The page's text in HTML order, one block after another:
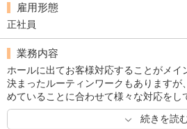
雇用形態
正社員
業務内容
ホールに出てお客様対応することがメイ
決まったルーティンワークもありますが
めていることに合わせて様々な対応をし
ないことも多いと思いますが、お客様と
ことを第一に考えて業務に取り組んでい
続きを読